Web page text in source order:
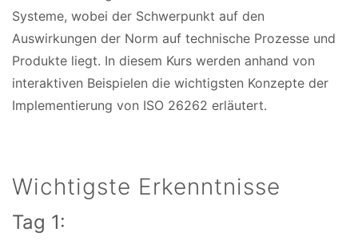
a
t
e
n
Systeme, wobei der Schwerpunkt auf den
Auswirkungen der Norm auf technische Prozesse und
Produkte liegt. In diesem Kurs werden anhand von
interaktiven Beispielen die wichtigsten Konzepte der
Implementierung von ISO 26262 erläutert.
Wichtigste Erkenntnisse
Tag 1: